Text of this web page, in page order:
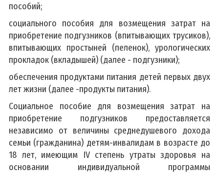
пособий;
социального пособия для возмещения затрат на
приобретение подгузников (впитывающих трусиков),
впитывающих простыней (пеленок), урологических
прокладок (вкладышей) (далее - подгузники);
обеспечения продуктами питания детей первых двух
лет жизни (далее -продукты питания).
Социальное пособие для возмещения затрат на
приобретение подгузников предоставляется
независимо от величины среднедушевого дохода
семьи (гражданина) детям-инвалидам в возрасте до
18 лет, имеющим IV степень утраты здоровья на
основании индивидуальной программы